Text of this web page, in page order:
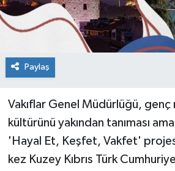
Paylaş
Vakıflar Genel Müdürlüğü, genç
kültürünü yakından tanıması
'Hayal Et, Keşfet, Vakfet'
kez Kuzey Kıbrıs Türk